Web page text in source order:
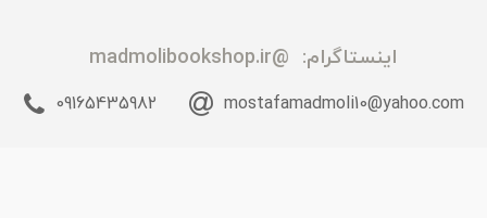
اینستاگرام: @madmolibookshop.ir
mostafamadmoli10@yahoo.com
09165435982